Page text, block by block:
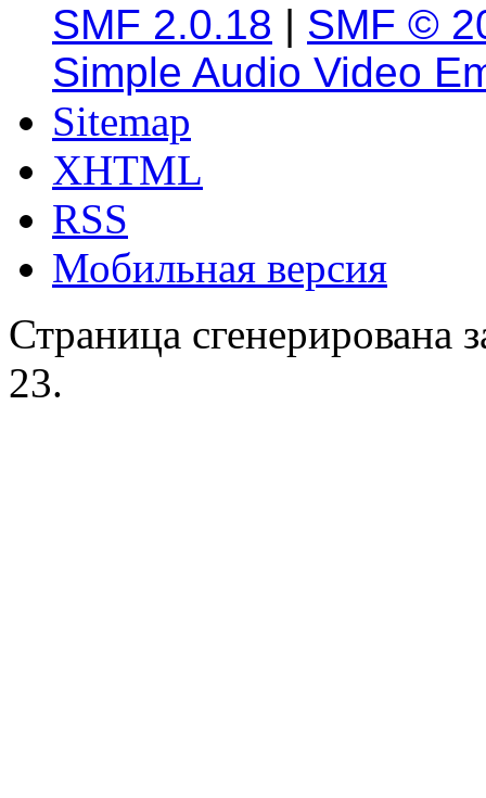
SMF 2.0.18 | SMF ©
Simple Audio Video
Sitemap
XHTML
RSS
Мобильная версия
Страница сгенерирована
23.